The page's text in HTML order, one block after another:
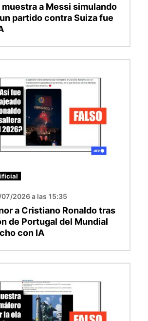
muestra a Messi simulando
partido contra Suiza fue
2026 a las 15:35
a Cristiano Ronaldo tras
de Portugal del Mundial
con IA